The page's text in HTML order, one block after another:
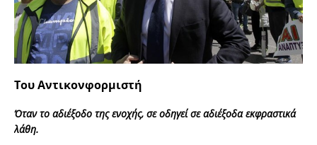
Του Αντικονφορμιστή
Όταν το αδιέξοδο της ενοχής, σε οδηγεί σε αδιέξοδα εκφραστικά
λάθη.